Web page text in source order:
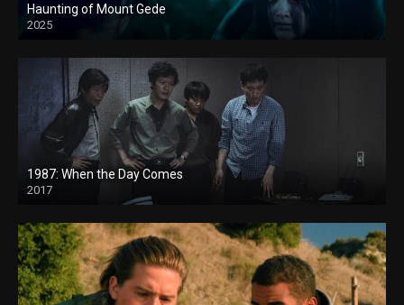
Haunting of Mount Gede
2025
1987: When the Day Comes
2017